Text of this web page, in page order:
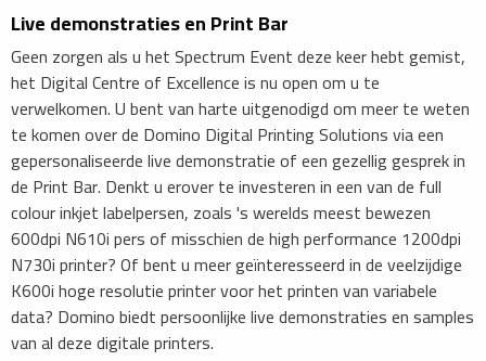
Live demonstraties en Print Bar
Geen zorgen als u het Spectrum Event deze keer hebt gemist,
het Digital Centre of Excellence is nu open om u te
verwelkomen. U bent van harte uitgenodigd om meer te weten
te komen over de Domino Digital Printing Solutions via een
gepersonaliseerde live demonstratie of een gezellig gesprek in
de Print Bar. Denkt u erover te investeren in een van de full
colour inkjet labelpersen, zoals 's werelds meest bewezen
600dpi N610i pers of misschien de high performance 1200dpi
N730i printer? Of bent u meer geïnteresseerd in de veelzijdige
K600i hoge resolutie printer voor het printen van variabele
data? Domino biedt persoonlijke live demonstraties en samples
van al deze digitale printers.